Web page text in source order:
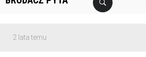
2 lata temu